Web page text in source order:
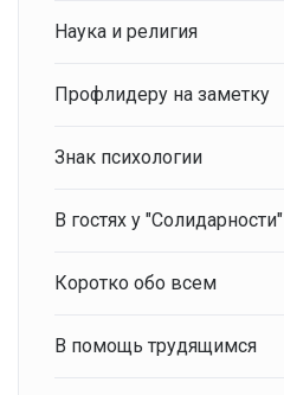
Наука и религия
Профлидеру на заметку
Знак психологии
В гостях у "Солидарности"
Коротко обо всем
В помощь трудящимся